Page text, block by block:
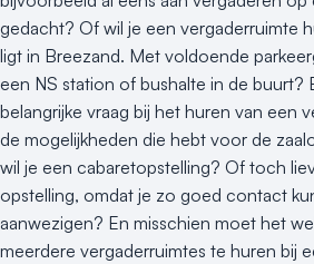
gedacht? Of wil je een vergaderruimte
ligt in Breezand. Met voldoende
een NS station of bushalte in de buurt?
belangrijke vraag bij het huren van een
de mogelijkheden die hebt voor de
wil je een cabaretopstelling? Of toch
opstelling, omdat je zo goed contact
aanwezigen? En misschien moet het
meerdere vergaderruimtes te huren bij